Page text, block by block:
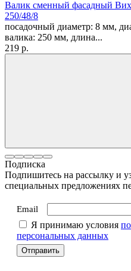
Валик сменный фасадный
250/48/8
посадочный диаметр: 8 мм,
валика: 250 мм, длина...
219 p.
Подписка
Подпишитесь на рассылку и
специальных предложениях
Email
Я принимаю условия
персональных данных